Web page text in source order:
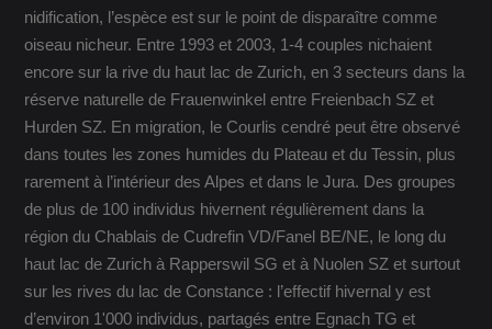
nidification, l’espèce est sur le point de disparaître comme
oiseau nicheur. Entre 1993 et 2003, 1-4 couples nichaient
encore sur la rive du haut lac de Zurich, en 3 secteurs dans la
réserve naturelle de Frauenwinkel entre Freienbach SZ et
Hurden SZ. En migration, le Courlis cendré peut être observé
dans toutes les zones humides du Plateau et du Tessin, plus
rarement à l’intérieur des Alpes et dans le Jura. Des groupes
de plus de 100 individus hivernent régulièrement dans la
région du Chablais de Cudrefin VD/Fanel BE/NE, le long du
haut lac de Zurich à Rapperswil SG et à Nuolen SZ et surtout
sur les rives du lac de Constance : l’effectif hivernal y est
d’environ 1'000 individus, partagés entre Egnach TG et